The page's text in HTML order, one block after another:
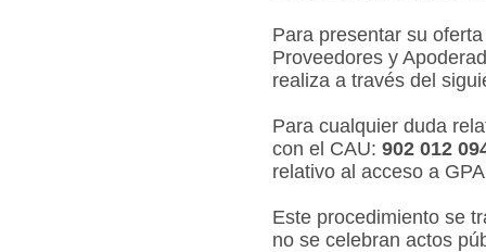
Para presentar su
Proveedores y
realiza a través del
Para cualquier duda
con el CAU: 902 012
relativo al acceso a
Este procedimiento se
no se celebran actos